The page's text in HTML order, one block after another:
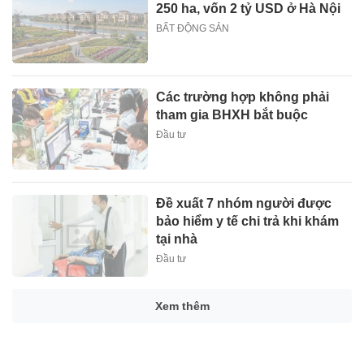
250 ha, vốn 2 tỷ USD ở Hà Nội
BẤT ĐỘNG SẢN
Các trường hợp không phải
tham gia BHXH bắt buộc
Đầu tư
Đề xuất 7 nhóm người được
bảo hiểm y tế chi trả khi khám
tại nhà
Đầu tư
Xem thêm